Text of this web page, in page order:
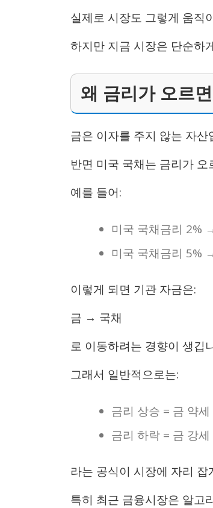
실제로 시장도 그렇게 움직
하지만 지금 시장은 단순하
왜 금리가 오르
금은 이자를 주지 않는 자산
반면 미국 국채는 금리가
예를 들어:
미국 국채금리 2%
미국 국채금리 5%
이렇게 되면 기관 자금은:
금 → 국채
로 이동하려는 경향이 생깁
그래서 일반적으로는:
금리 상승 = 금 약세
금리 하락 = 금 강세
라는 공식이 시장에 자리 잡
특히 최근 금융시장은 알고